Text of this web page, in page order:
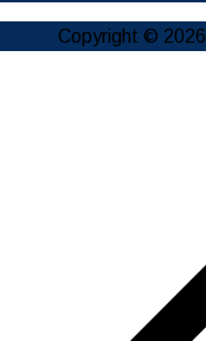
Copyright © 2026